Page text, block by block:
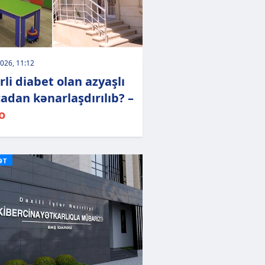
11:12
diabet olan azyaşlı
kənarlaşdırılıb? –